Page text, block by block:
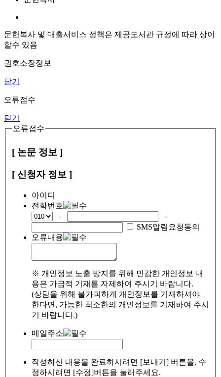
문헌복사 및 대출서비스 정책은 제공도서관 규정에 따라 상이
할수 있음
권호소장정보
닫기
오류접수
닫기
오류접수
[ 논문 정보 ]
[ 신청자 정보 ]
아이디
전화번호
-
-
SMS알림요청동의
오류내용
※ 개인정보 노출 방지를 위해 민감한 개인정보 내
용은 가급적 기재를 자제하여 주시기 바랍니다.
(상담을 위해 불가피하게 개인정보를 기재하셔야
한다면, 가능한 최소한의 개인정보를 기재하여 주시
기 바랍니다.)
메일주소
작성하신 내용을 완료하시려면 [보내기] 버튼을, 수
정하시려면 [수정]버튼을 눌러주세요.